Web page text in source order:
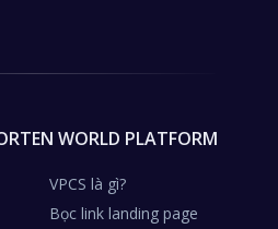
WORLD PLATFORM
VPCS là gì?
Bọc link landing page